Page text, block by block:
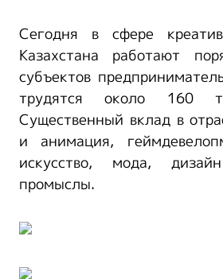
Сегодня в сфере
Казахстана работают
субъектов
трудятся около 160
Существенный вклад в
и анимация,
искусство, мода,
промыслы.